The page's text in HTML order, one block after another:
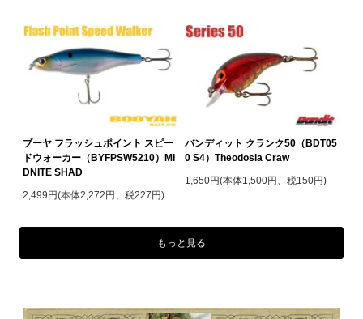
ブーヤ フラッシュポイント スピー
ドウォーカー（BYFPSW5210）MI
DNITE SHAD
2,499円(本体2,272円、税227円)
バンディット クランク50（BDT05
0 S4）Theodosia Craw
1,650円(本体1,500円、税150円)
もっと見る